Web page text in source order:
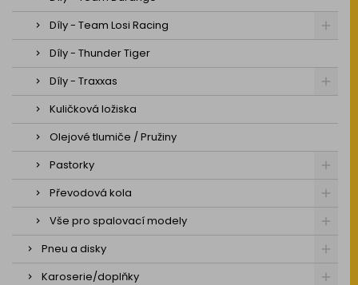
Díly - Team Losi Racing
Díly - Thunder Tiger
Díly - Traxxas
Kuličková ložiska
Olejové tlumiče / Pružiny
Pastorky
Převodová kola
Vše pro spalovací modely
Pneu a disky
Karoserie/doplňky